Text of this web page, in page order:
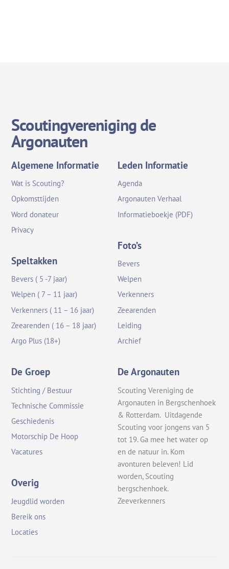
Scoutingvereniging de
Argonauten
Algemene Informatie
Wat is Scouting?
Opkomsttijden
Word donateur
Privacy
Speltakken
Bevers ( 5 -7 jaar)
Welpen ( 7 – 11 jaar)
Verkenners ( 11 – 16 jaar)
Zeearenden ( 16 – 18 jaar)
Argo Plus (18+)
Leden Informatie
Agenda
Argonauten Verhaal
Informatieboekje (PDF)
Foto’s
Bevers
Welpen
Verkenners
Zeearenden
Leiding
Archief
De Groep
Stichting / Bestuur
Technische Commissie
Geschiedenis
Motorschip De Hoop
Vacatures
Overig
Jeugdlid worden
Bereik ons
Locaties
De Argonauten
Scouting Vereniging de
Argonauten in Bergschenhoek
& Rotterdam. Uitdagende
Scouting voor jongens van 5
tot 19. Ga mee het water op
en de natuur in. Kom
avonturen beleven! Lid
worden, Scouting
bergschenhoek.
Zeeverkenners